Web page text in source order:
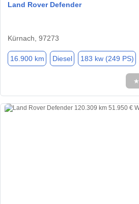
Land Rover Defender
Kürnach, 97273
16.900 km Diesel 183 kw (249 PS)
★